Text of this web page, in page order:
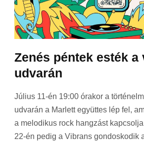
Zenés péntek esték a
udvarán
Július 11-én 19:00 órakor a
udvarán a Marlett együttes lép fel,
a melodikus rock hangzást
22-én pedig a Vibrans gondoskodik